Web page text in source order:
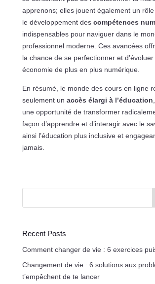
apprenons; elles jouent également un
le développement des compétences
indispensables pour naviguer dans le
professionnel moderne. Ces avancées
la chance de se perfectionner et
économie de plus en plus numérique.
En résumé, le monde des cours en ligne
seulement un accès élargi à l’éducation
une opportunité de transformer
façon d’apprendre et d’interagir avec le
ainsi l’éducation plus inclusive et
jamais.
Recent Posts
Comment changer de vie : 6 exercices
Changement de vie : 6 solutions aux
t’empêchent de te lancer